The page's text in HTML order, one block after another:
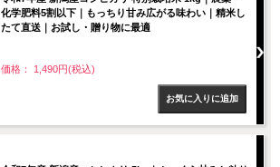
化学肥料5割以下｜もっちり甘み広がる味わい｜精米し
たて直送｜お試し・贈り物に最適
価格： 1,490円(税込)